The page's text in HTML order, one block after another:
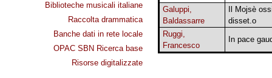
Biblioteche musicali italiane
Raccolta drammatica
Banche dati in rete locale
OPAC SBN Ricerca base
Risorse digitalizzate
Galuppi,
Baldassarre
Il Mojsè
disset.o
Ruggi,
Francesco
In pace